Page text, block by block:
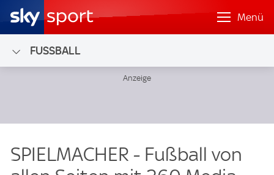
Menü
FUSSBALL
SPIELMACHER - Fußball von